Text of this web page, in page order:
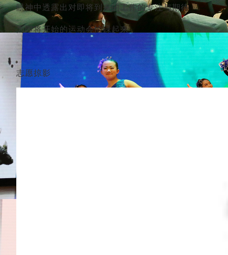
眼神中透露出对即将到来的工作的专注与期待
为即将开始的运动会忙碌起来
志愿掠影